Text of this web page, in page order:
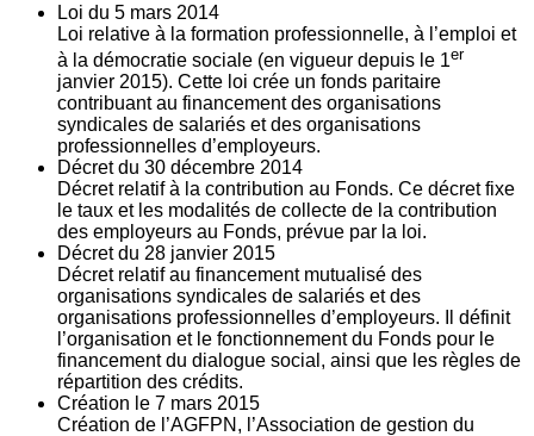
Loi du 5 mars 2014
Loi relative à la formation professionnelle, à l’emploi et
à la démocratie sociale (en vigueur depuis le 1er
janvier 2015). Cette loi crée un fonds paritaire
contribuant au financement des organisations
syndicales de salariés et des organisations
professionnelles d’employeurs.
Décret du 30 décembre 2014
Décret relatif à la contribution au Fonds. Ce décret fixe
le taux et les modalités de collecte de la contribution
des employeurs au Fonds, prévue par la loi.
Décret du 28 janvier 2015
Décret relatif au financement mutualisé des
organisations syndicales de salariés et des
organisations professionnelles d’employeurs. Il définit
l’organisation et le fonctionnement du Fonds pour le
financement du dialogue social, ainsi que les règles de
répartition des crédits.
Création le 7 mars 2015
Création de l’AGFPN, l’Association de gestion du